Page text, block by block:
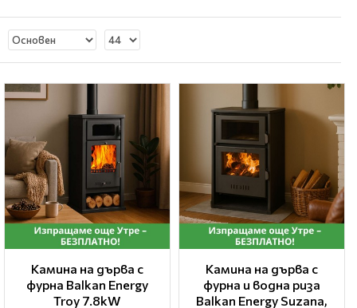
Камина на дърва с
фурна Balkan Energy
Troy 7.8kW
Камина на дърва с
фурна и водна риза
Balkan Energy Suzana,